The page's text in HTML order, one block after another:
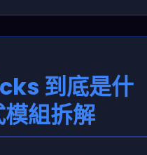
到底是什
組拆解